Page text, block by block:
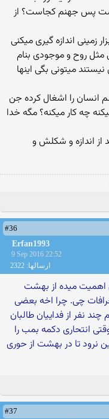
پس جهنم کجاست؟ از
اندازه گیری میکنی
مثل روح و موجودی بنام
میتونی بگی اینها
انسان را اشغال کرده جن
چه کار میکنه؟ مگه خدا
از اندازه و شکلش و
#36
Erfan1993
9 Sep 2016 22:52
ارسالها: 2322
میده از بهشت
چی. چرا اخه بعضی
نفر از فداییان طالبان
انتحاری دکمه بمب را
نرود تا در بهشت از حوری
#37